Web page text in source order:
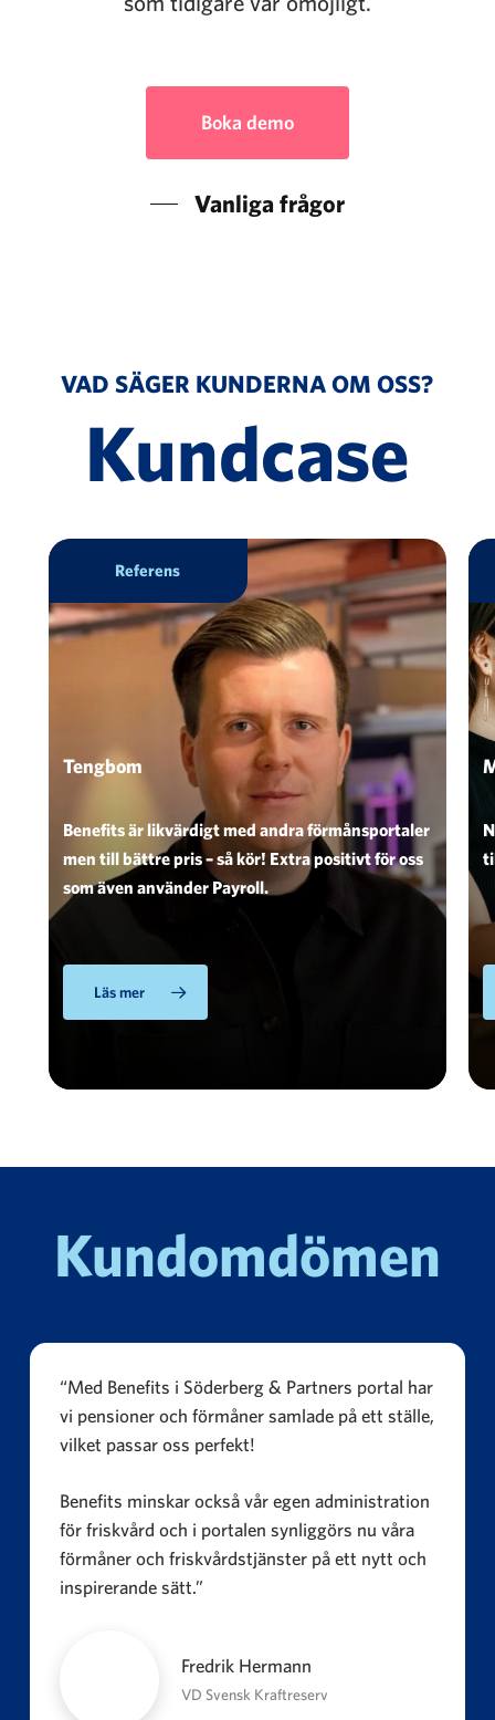
Boka demo
Vanliga frågor
VAD SÄGER KUNDERNA OM OSS?
Kundcase
Referens
Tengbom
Benefits är likvärdigt med andra förmånsportaler
men till bättre pris – så kör! Extra positivt för oss
som även använder Payroll.
Läs mer
Kundomdömen
“Med Benefits i Söderberg & Partners portal har
vi pensioner och förmåner samlade på ett ställe,
vilket passar oss perfekt!
Benefits minskar också vår egen administration
för friskvård och i portalen synliggörs nu våra
förmåner och friskvårdstjänster på ett nytt och
inspirerande sätt.”
Fredrik Hermann
VD Svensk Kraftreserv